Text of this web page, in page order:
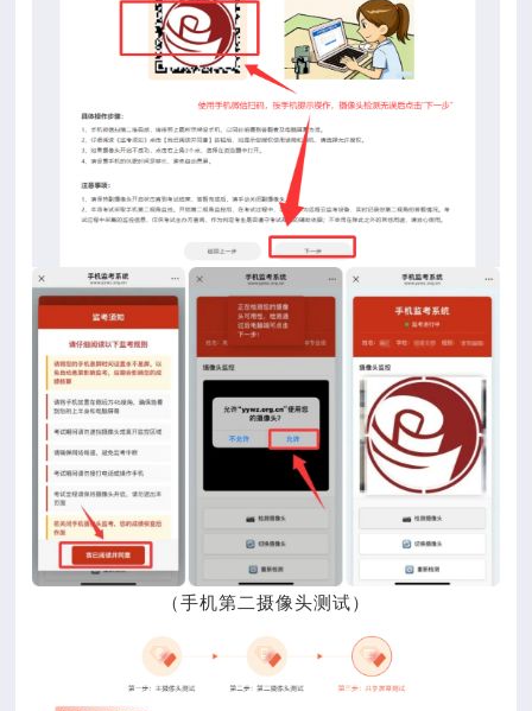
（手机第二摄像头测试）